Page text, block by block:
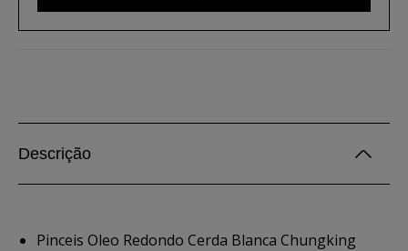
Descrição
Pinceis Oleo Redondo Cerda Blanca Chungking